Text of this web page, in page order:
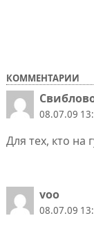
КОММЕНТАРИИ
08.07.09
Для тех, кто на
voo
08.07.09